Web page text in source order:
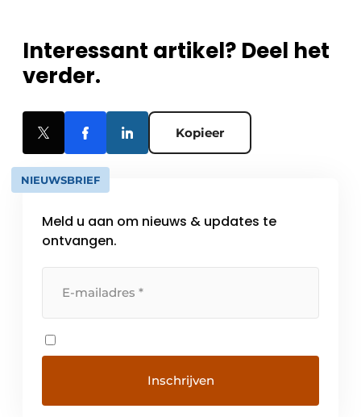
Interessant artikel? Deel het
verder.
Kopieer
NIEUWSBRIEF
Meld u aan om nieuws & updates te
ontvangen.